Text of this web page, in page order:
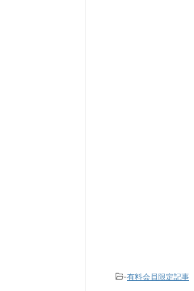
-有料会員限定記事